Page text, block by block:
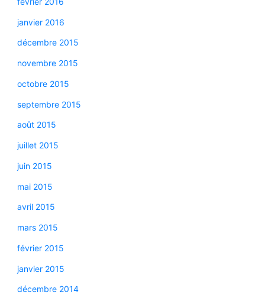
janvier 2016
décembre 2015
novembre 2015
octobre 2015
septembre 2015
août 2015
juillet 2015
juin 2015
mai 2015
avril 2015
mars 2015
février 2015
janvier 2015
décembre 2014